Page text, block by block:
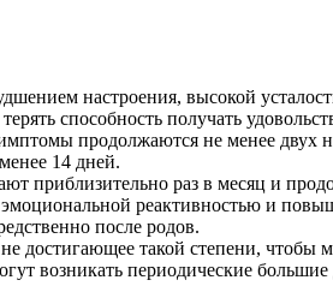
настроения, высокой
способность получать
продолжаются не менее двух
14 дней.
приблизительно раз в месяц и
реактивностью и
после родов.
достигающее такой степени, чтобы
возникать периодические большие